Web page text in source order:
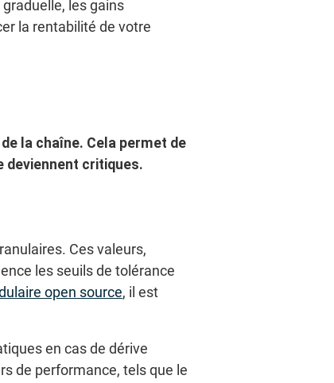
les gains
la rentabilité de votre
la chaîne. Cela permet de
deviennent critiques.
Ces valeurs,
les seuils de tolérance
open source, il est
en cas de dérive
de performance, tels que le